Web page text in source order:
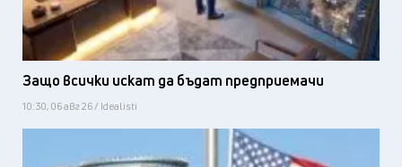
Защо всички искат да бъдат предприемачи
10:30, 06 авг 26 / Idealisti